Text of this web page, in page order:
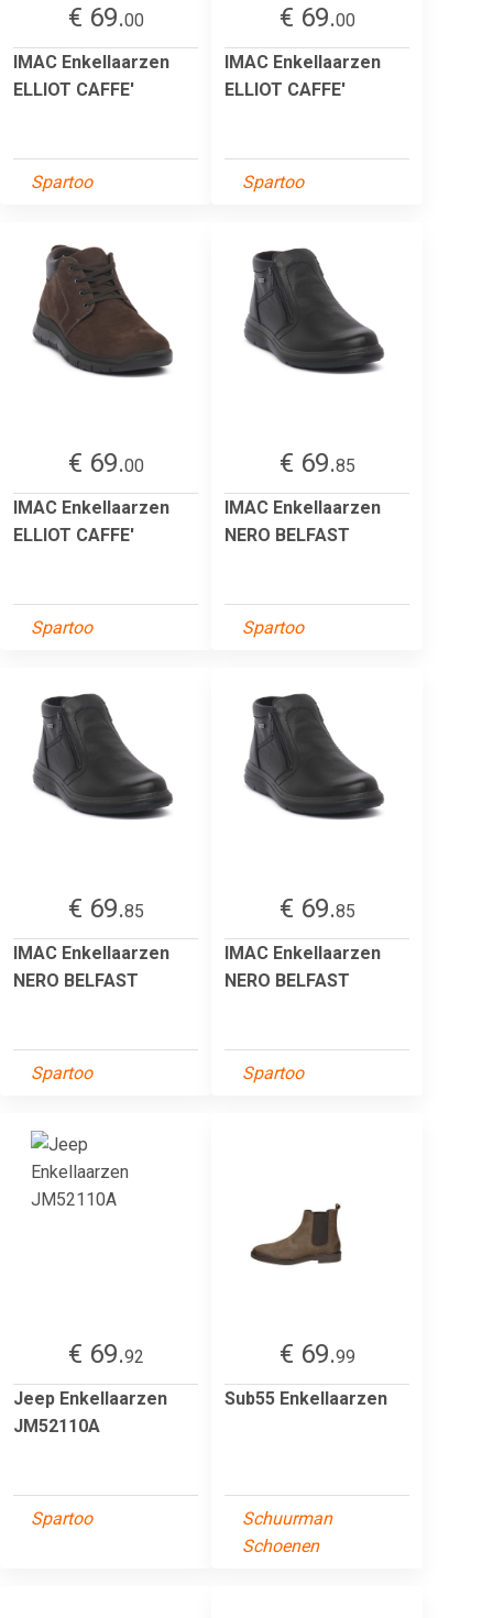
€ 69.00
IMAC Enkellaarzen
ELLIOT CAFFE'
Spartoo
€ 69.00
IMAC Enkellaarzen
ELLIOT CAFFE'
Spartoo
€ 69.00
IMAC Enkellaarzen
ELLIOT CAFFE'
Spartoo
€ 69.85
IMAC Enkellaarzen
NERO BELFAST
Spartoo
€ 69.85
IMAC Enkellaarzen
NERO BELFAST
Spartoo
€ 69.85
IMAC Enkellaarzen
NERO BELFAST
Spartoo
€ 69.92
Jeep Enkellaarzen
JM52110A
Spartoo
€ 69.99
Sub55 Enkellaarzen
Schuurman
Schoenen